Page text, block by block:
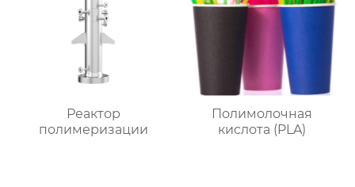
Реактор
полимеризации
Полимолочная
кислота (PLA)